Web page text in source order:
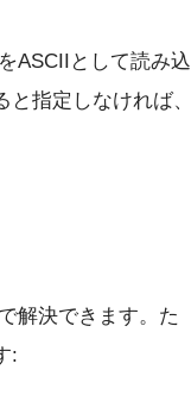
ASCIIとして読み込
指定しなければ、
解決できます。た
: